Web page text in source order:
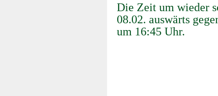
Die Zeit um wieder
08.02. auswärts
um 16:45 Uhr.